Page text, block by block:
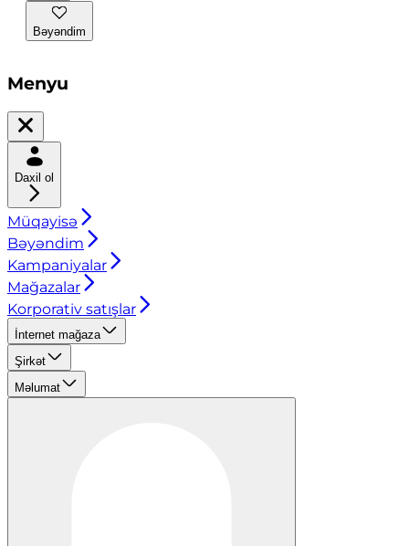
Bəyəndim
Menyu
Daxil ol
Müqayisə
Bəyəndim
Kampaniyalar
Mağazalar
Korporativ satışlar
İnternet mağaza
Şirkət
Məlumat